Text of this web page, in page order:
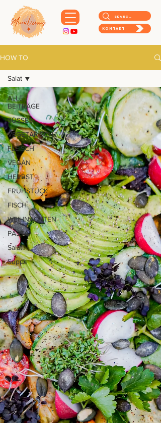
Kontakt
HOW TO
ALLE
BEITRÄGE
SÜSSES
VEGETARISCH
FLEISCH
VEGAN
HERBST
FRÜHSTÜCK
FISCH
WEIHNACHTEN
PASTA
Salat
Suppe
Salat